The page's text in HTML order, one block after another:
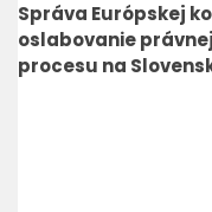
Správa Európskej
oslabovanie
procesu na